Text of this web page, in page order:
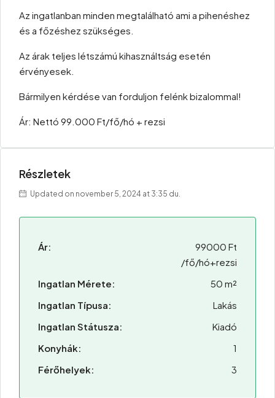
Az ingatlanban minden megtalálható ami a pihenéshez
és a főzéshez szükséges.
Az árak teljes létszámú kihasználtság esetén
érvényesek.
Bármilyen kérdése van forduljon felénk bizalommal!
Ár: Nettó 99.000 Ft/fő/hó + rezsi
Részletek
Updated on november 5, 2024 at 3:35 du.
Ár:
99000 Ft
/fő/hó+rezsi
Ingatlan Mérete:
50 m²
Ingatlan Típusa:
Lakás
Ingatlan Státusza:
Kiadó
Konyhák:
1
Férőhelyek:
3